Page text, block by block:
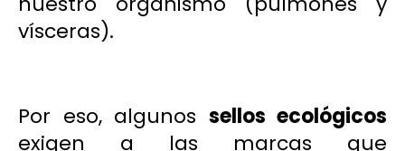
vísceras).
Por eso, algunos sellos ecológicos
exigen a las marcas que